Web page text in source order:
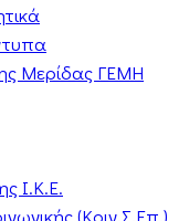
Μερίδας ΓΕΜΗ
Ι.Κ.Ε.
(Κοιν.Σ.Επ.)